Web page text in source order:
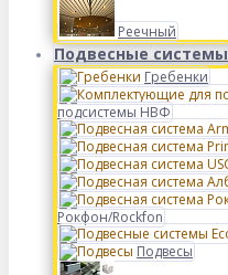
Реечный
Подвесные системы
Гребенки
подсистемы НВФ
Рокфон/Rockfon
Подвесы